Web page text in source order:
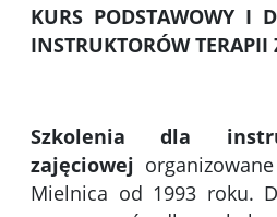
KURS PODSTAWOWY I
INSTRUKTORÓW TERAPII
Szkolenia dla
zajęciowej
Mielnica od 1993 roku.